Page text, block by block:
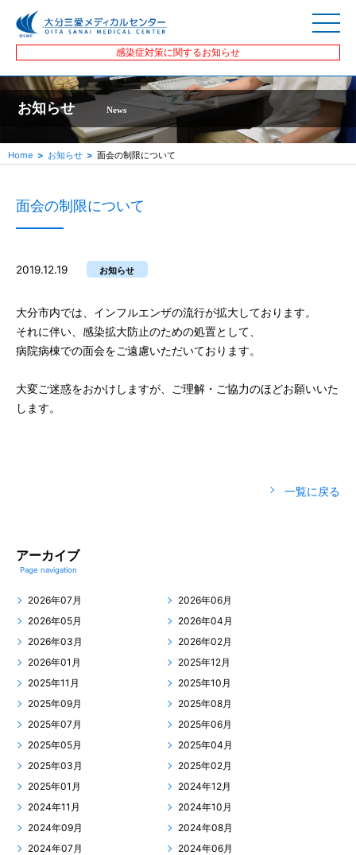
感染症対策に関するお知らせ
お知らせ News
Home お知らせ 面会の制限について
面会の制限について
2019.12.19 お知らせ
大分市内では、インフルエンザの流行が拡大しております。
それに伴い、感染拡大防止のための処置として、
病院病棟での面会をご遠慮いただいております。
大変ご迷惑をおかけしますが、ご理解・ご協力のほどお願いいた
します。
一覧に戻る
アーカイブ
Page navigation
2026年07月
2026年06月
2026年05月
2026年04月
2026年03月
2026年02月
2026年01月
2025年12月
2025年11月
2025年10月
2025年09月
2025年08月
2025年07月
2025年06月
2025年05月
2025年04月
2025年03月
2025年02月
2025年01月
2024年12月
2024年11月
2024年10月
2024年09月
2024年08月
2024年07月
2024年06月